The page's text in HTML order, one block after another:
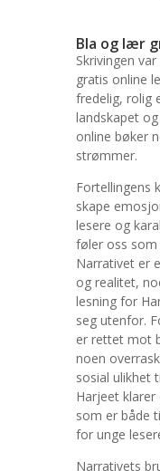
Bla og lær
Skrivingen
gratis online
fredelig, rolig
landskapet
online bøker
strømmer.
Fortellingens
skape
lesere og
føler oss som
Narrativet er
og realitet,
lesning for
seg utenfor.
er rettet mot
noen
sosial ulikhet
Harjeet
som er både
for unge
Narrativets